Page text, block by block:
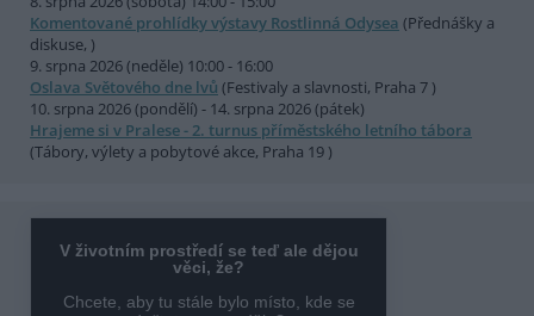
Komentované prohlídky výstavy Rostlinná Odysea (Přednášky a
diskuse, )
9. srpna 2026 (neděle) 10:00 - 16:00
Oslava Světového dne lvů (Festivaly a slavnosti, Praha 7 )
10. srpna 2026 (pondělí) - 14. srpna 2026 (pátek)
Hrajeme si v Pralese - 2. turnus příměstského letního tábora
(Tábory, výlety a pobytové akce, Praha 19 )